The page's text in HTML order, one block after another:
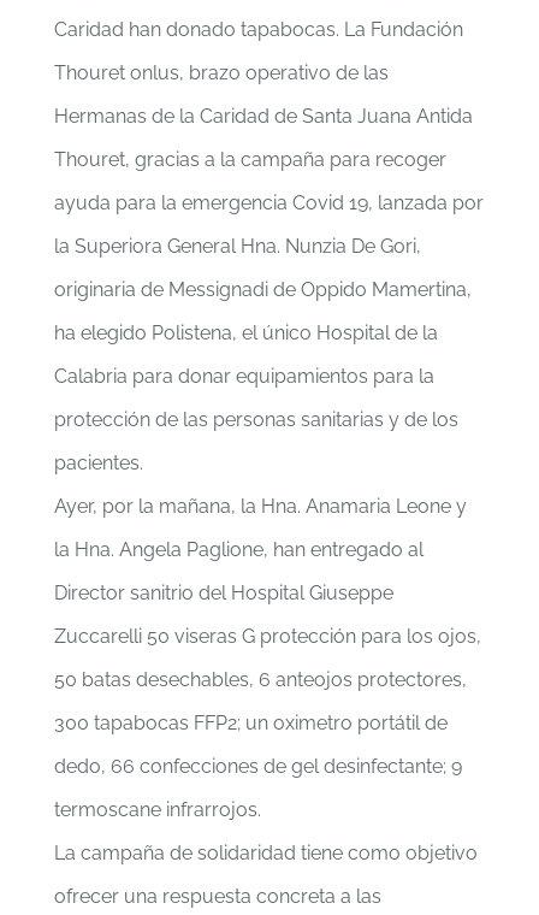
Caridad han donado tapabocas. La Fundación
Thouret onlus, brazo operativo de las
Hermanas de la Caridad de Santa Juana Antida
Thouret, gracias a la campaña para recoger
ayuda para la emergencia Covid 19, lanzada por
la Superiora General Hna. Nunzia De Gori,
originaria de Messignadi de Oppido Mamertina,
ha elegido Polistena, el único Hospital de la
Calabria para donar equipamientos para la
protección de las personas sanitarias y de los
pacientes.
Ayer, por la mañana, la Hna. Anamaria Leone y
la Hna. Angela Paglione, han entregado al
Director sanitrio del Hospital Giuseppe
Zuccarelli 50 viseras G protección para los ojos,
50 batas desechables, 6 anteojos protectores,
300 tapabocas FFP2; un oximetro portátil de
dedo, 66 confecciones de gel desinfectante; 9
termoscane infrarrojos.
La campaña de solidaridad tiene como objetivo
ofrecer una respuesta concreta a las